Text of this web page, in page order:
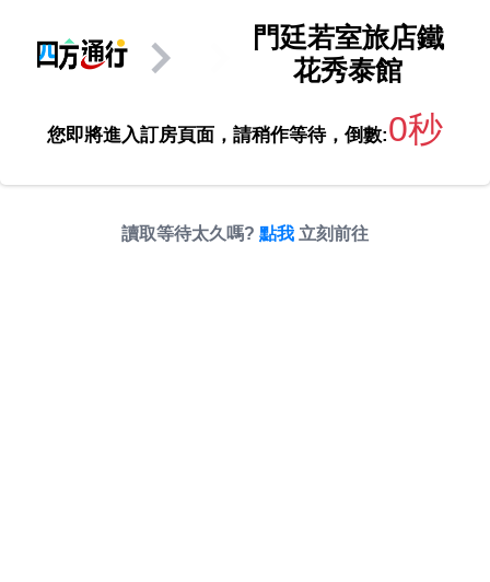
門廷若室旅店鐵
花秀泰館
您即將進入訂房頁面，請稍作等待，倒數:0秒
讀取等待太久嗎? 點我 立刻前往